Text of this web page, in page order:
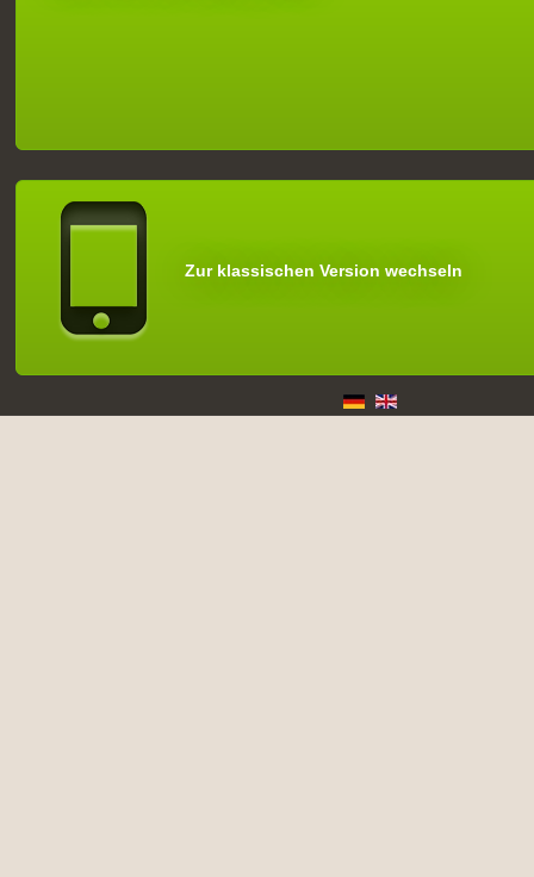
Zur klassischen Version wechseln